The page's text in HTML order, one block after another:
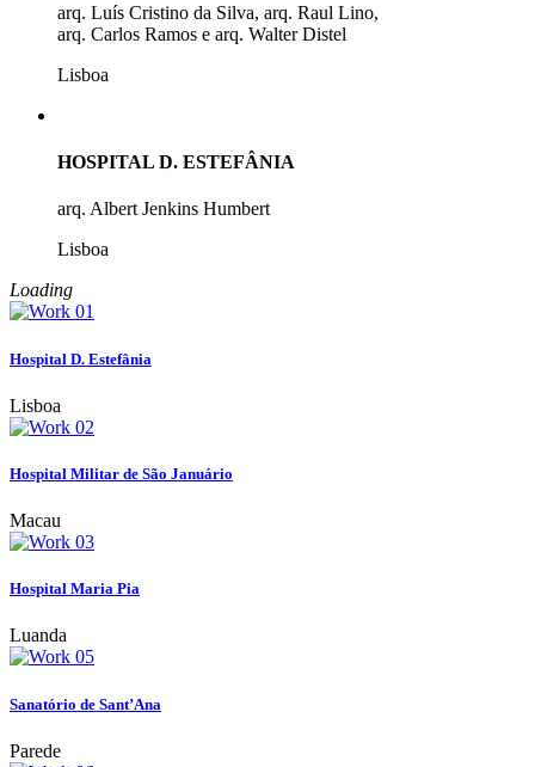
arq. Luís Cristino da Silva, arq. Raul Lino,
arq. Carlos Ramos e arq. Walter Distel
Lisboa
HOSPITAL D. ESTEFÂNIA
arq. Albert Jenkins Humbert
Lisboa
Loading
Hospital D. Estefânia
Lisboa
Hospital Militar de São Januário
Macau
Hospital Maria Pia
Luanda
Sanatório de Sant’Ana
Parede